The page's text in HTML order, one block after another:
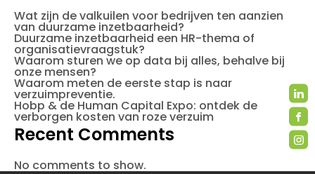
Wat zijn de valkuilen voor bedrijven ten aanzien
van duurzame inzetbaarheid?
Duurzame inzetbaarheid een HR-thema of
organisatievraagstuk?
Waarom sturen we op data bij alles, behalve bij
onze mensen?
Waarom meten de eerste stap is naar
verzuimpreventie.
Hobp & de Human Capital Expo: ontdek de
verborgen kosten van roze verzuim
Recent Comments
No comments to show.